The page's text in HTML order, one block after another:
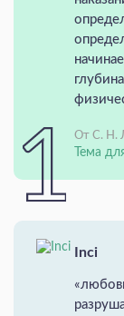
От С. Н.
Тема
Inci